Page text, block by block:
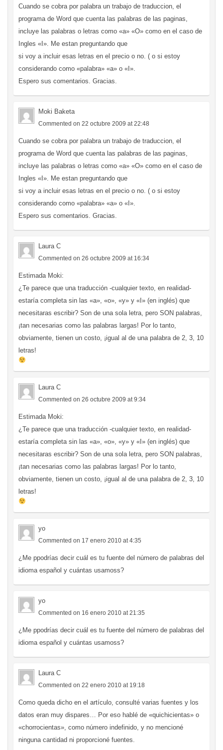
Cuando se cobra por palabra un trabajo de traduccion, el
programa de Word que cuenta las palabras de las paginas,
incluye las palabras o letras como «a» «O» como en el caso de
Ingles «I». Me estan preguntando que
si voy a incluir esas letras en el precio o no. ( o si estoy
considerando como «palabra» «a» o «I».
Espero sus comentarios. Gracias.
Moki Baketa
Commented on 22 octubre 2009 at 22:48
Cuando se cobra por palabra un trabajo de traduccion, el
programa de Word que cuenta las palabras de las paginas,
incluye las palabras o letras como «a» «O» como en el caso de
Ingles «I». Me estan preguntando que
si voy a incluir esas letras en el precio o no. ( o si estoy
considerando como «palabra» «a» o «I».
Espero sus comentarios. Gracias.
Laura C
Commented on 26 octubre 2009 at 16:34
Estimada Moki:
¿Te parece que una traducción -cualquier texto, en realidad-
estaría completa sin las «a», «o», «y» y «I» (en inglés) que
necesitaras escribir? Son de una sola letra, pero SON palabras,
¡tan necesarias como las palabras largas! Por lo tanto,
obviamente, tienen un costo, ¡igual al de una palabra de 2, 3, 10
letras!
Laura C
Commented on 26 octubre 2009 at 9:34
Estimada Moki:
¿Te parece que una traducción -cualquier texto, en realidad-
estaría completa sin las «a», «o», «y» y «I» (en inglés) que
necesitaras escribir? Son de una sola letra, pero SON palabras,
¡tan necesarias como las palabras largas! Por lo tanto,
obviamente, tienen un costo, ¡igual al de una palabra de 2, 3, 10
letras!
yo
Commented on 17 enero 2010 at 4:35
¿Me ppodrías decir cuál es tu fuente del número de palabras del
idioma español y cuántas usamoss?
yo
Commented on 16 enero 2010 at 21:35
¿Me ppodrías decir cuál es tu fuente del número de palabras del
idioma español y cuántas usamoss?
Laura C
Commented on 22 enero 2010 at 19:18
Como queda dicho en el artículo, consulté varias fuentes y los
datos eran muy dispares… Por eso hablé de «quichicientas» o
«chorrocientas», como número indefinido, y no mencioné
ninguna cantidad ni proporcioné fuentes.